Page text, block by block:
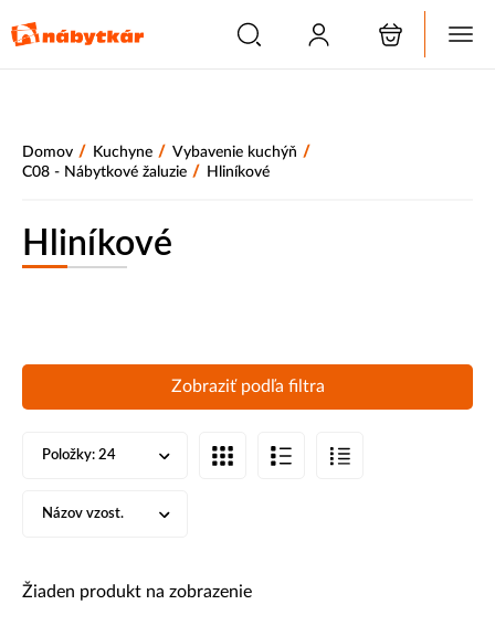
Domov / Kuchyne / Vybavenie kuchýň /
C08 - Nábytkové žaluzie / Hliníkové
Hliníkové
Zobraziť podľa filtra
Položky: 24
Názov vzost.
Žiaden produkt na zobrazenie